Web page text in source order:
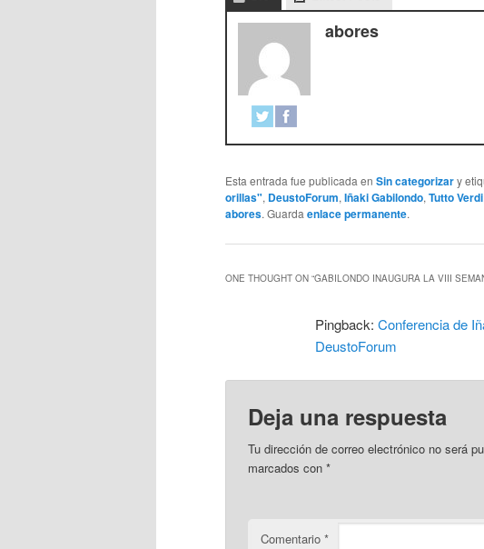
abores
Esta entrada fue publicada en Sin categorizary
orillas", DeustoForum, Iñaki Gabilondo, Tutto Verdi
abores. Guarda enlace permanente.
ONE THOUGHT ON “GABILONDO INAUGURA LA VIII
Pingback:Conferencia de
DeustoForum
Deja una respuesta
Tu dirección de correo electrónico no será
marcados con*
Comentario*